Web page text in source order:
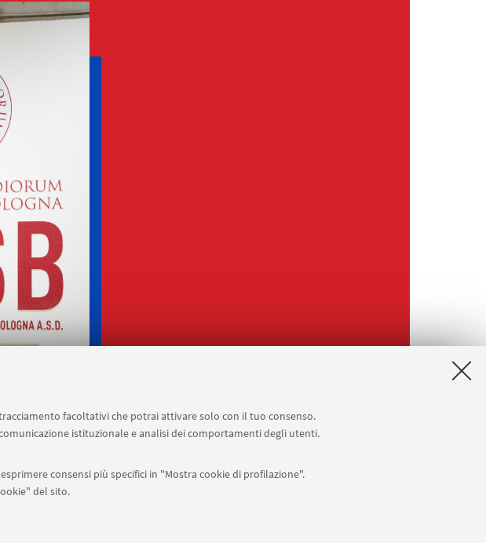
facoltativi che potrai attivare solo con il tuo consenso.
istituzionale e analisi dei comportamenti degli utenti.
consensi più specifici in "Mostra cookie di profilazione".
del sito.